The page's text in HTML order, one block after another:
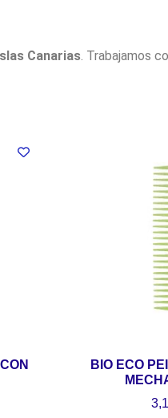
Islas Canarias. Trabajamos
BIO ECO